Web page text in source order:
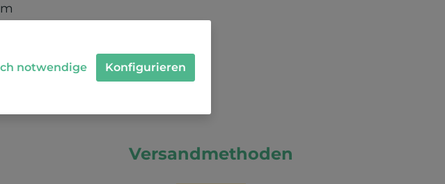
Versandmethoden
notwendige Konfigurieren